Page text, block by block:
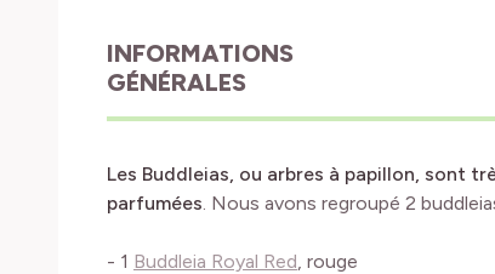
INFORMATIONS
GÉNÉRALES
Les Buddleias, ou arbres à papillon, sont
parfumées . Nous avons regroupé 2
- 1 Buddleia Royal Red , rouge